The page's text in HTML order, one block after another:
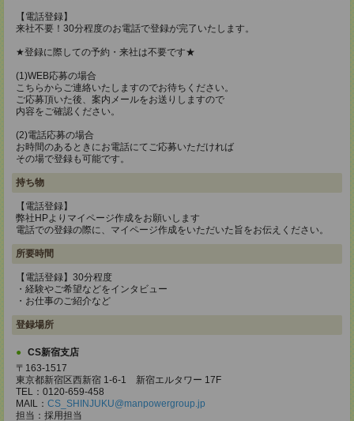
【電話登録】
来社不要！30分程度のお電話で登録が完了いたします。
★登録に際しての予約・来社は不要です★
(1)WEB応募の場合
こちらからご連絡いたしますのでお待ちください。
ご応募頂いた後、案内メールをお送りしますので
内容をご確認ください。
(2)電話応募の場合
お時間のあるときにお電話にてご応募いただければ
その場で登録も可能です。
持ち物
【電話登録】
弊社HPよりマイページ作成をお願いします
電話での登録の際に、マイページ作成をいただいた旨をお伝えください。
所要時間
【電話登録】30分程度
・経験やご希望などをインタビュー
・お仕事のご紹介など
登録場所
CS新宿支店
〒163-1517
東京都新宿区西新宿 1-6-1 新宿エルタワー 17F
TEL：0120-659-458
MAIL： CS_SHINJUKU@manpowergroup.jp
担当：採用担当